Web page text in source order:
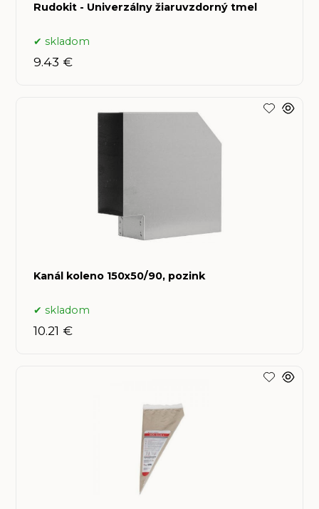
Rudokit - Univerzálny žiaruvzdorný tmel
skladom
9.43 €
Kanál koleno 150x50/90, pozink
skladom
10.21 €